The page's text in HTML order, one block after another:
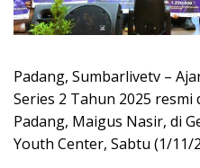
Padang, Sumbarlivetv –
Series 2 Tahun 2025
Padang, Maigus Nasir, di
Youth Center, Sabtu (1/11/